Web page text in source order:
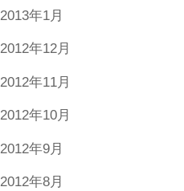
2013年1月
2012年12月
2012年11月
2012年10月
2012年9月
2012年8月